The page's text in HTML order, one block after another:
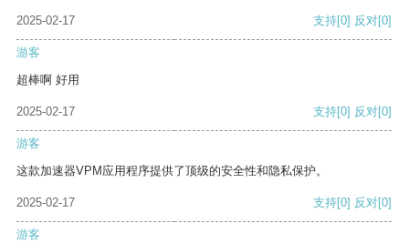
2025-02-17
支持[0] 反对[0]
游客
超棒啊 好用
2025-02-17 支持[0] 反对[0]
游客
这款加速器VPM应用程序提供了顶级的安全性和隐私保护。
2025-02-17 支持[0] 反对[0]
游客